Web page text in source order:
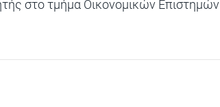
στο τμήμα Οικονομικών Επιστημών